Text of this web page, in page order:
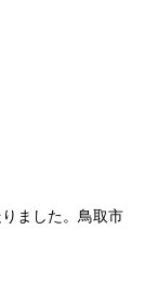
ました。鳥取市